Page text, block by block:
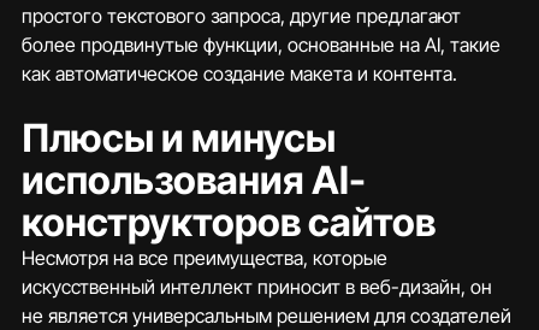
простого текстового запроса, другие предлагают
более продвинутые функции, основанные на AI, такие
как автоматическое создание макета и контента.
Плюсы и минусы
использования AI-
конструкторов сайтов
Несмотря на все преимущества, которые
искусственный интеллект приносит в веб-дизайн, он
не является универсальным решением для создателей